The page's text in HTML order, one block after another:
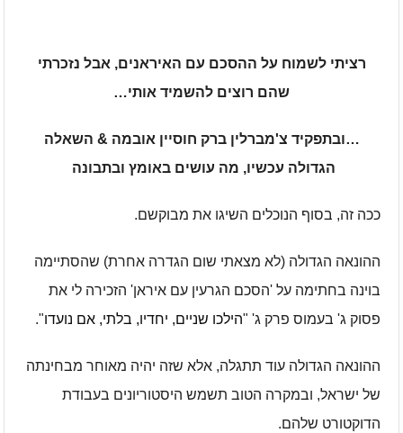
רציתי לשמוח על ההסכם עם האיראנים, אבל נזכרתי
שהם רוצים להשמיד אותי…
…ובתפקיד צ'מברלין ברק חוסיין אובמה & השאלה
הגדולה עכשיו, מה עושים באומץ ובתבונה
ככה זה, בסוף הנוכלים השיגו את מבוקשם.
ההונאה הגדולה (לא מצאתי שום הגדרה אחרת) שהסתיימה
בוינה בחתימה על 'הסכם הגרעין עם איראן' הזכירה לי את
פסוק ג' בעמוס פרק ג' "הילכו שניים, יחדיו, בלתי, אם נועדו".
ההונאה הגדולה עוד תתגלה, אלא שזה יהיה מאוחר מבחינתה
של ישראל, ובמקרה הטוב תשמש היסטוריונים בעבודת
הדוקטורט שלהם.